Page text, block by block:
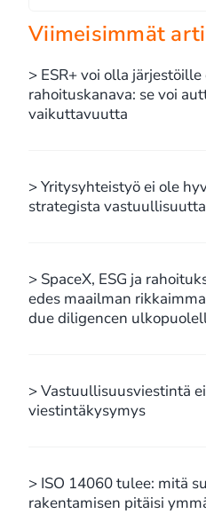
Viimeisimmät
> ESR+ voi olla
rahoituskanava: se voi
vaikuttavuutta
> Yritysyhteistyö ei ole
strategista vastuullisuutta
> SpaceX, ESG ja
edes maailman
due diligencen
> Vastuullisuusviestintä
viestintäkysymys
> ISO 14060 tulee: mitä
rakentamisen pitäisi